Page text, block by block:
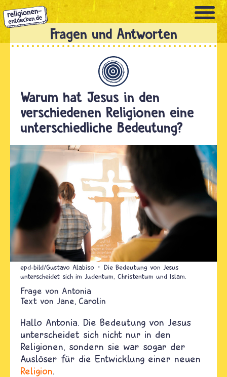
Direkt
zum
Inhalt
Warum hat Jesus in den
verschiedenen Religionen eine
unterschiedliche Bedeutung?
epd-bild/Gustavo Alabiso
Die Bedeutung von Jesus
unterscheidet sich im Judentum, Christentum und Islam.
Antonia
Text von Jane Carolin
Hallo Antonia. Die Bedeutung von Jesus
unterscheidet sich nicht nur in den
Religionen, sondern sie war sogar der
Auslöser für die Entwicklung einer neuen
Religion.